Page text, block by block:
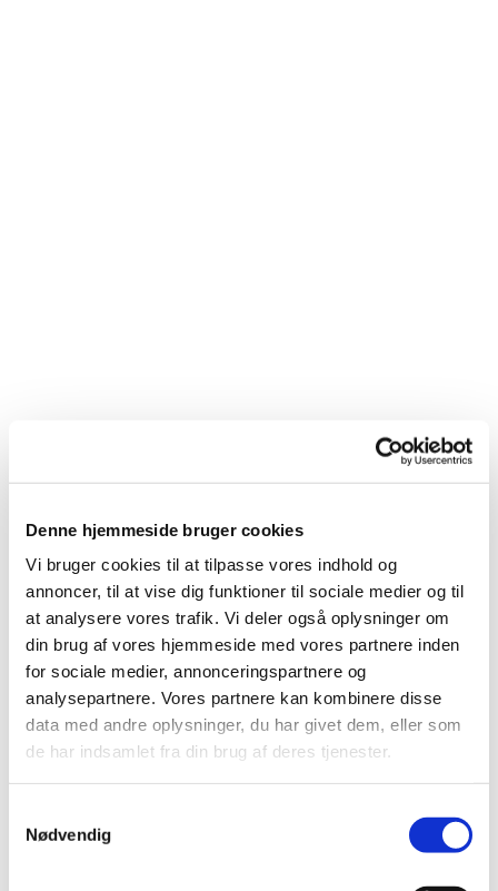
Denne hjemmeside bruger cookies
Vi bruger cookies til at tilpasse vores indhold og
annoncer, til at vise dig funktioner til sociale medier og til
at analysere vores trafik. Vi deler også oplysninger om
din brug af vores hjemmeside med vores partnere inden
for sociale medier, annonceringspartnere og
analysepartnere. Vores partnere kan kombinere disse
data med andre oplysninger, du har givet dem, eller som
de har indsamlet fra din brug af deres tjenester.
Nødvendig